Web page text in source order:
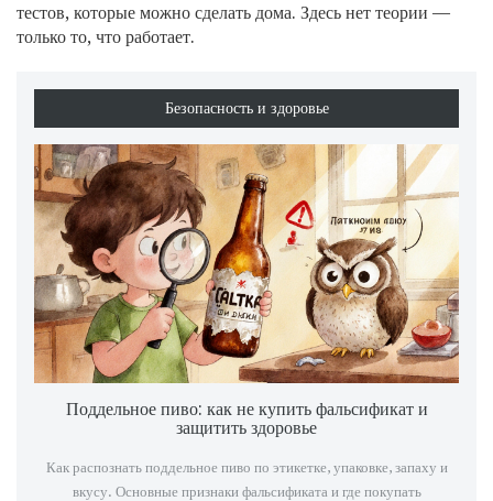
тестов, которые можно сделать дома. Здесь нет теории —
только то, что работает.
Безопасность и здоровье
Поддельное пиво: как не купить фальсификат и
защитить здоровье
Как распознать поддельное пиво по этикетке, упаковке, запаху и
вкусу. Основные признаки фальсификата и где покупать